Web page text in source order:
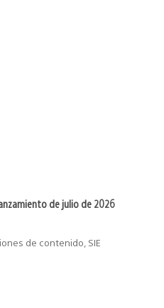
de julio de 2026
de contenido, SIE